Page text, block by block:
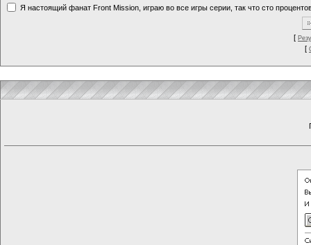
Я настоящий фанат Front Mission, играю во все игры серии, так что сто
[
[